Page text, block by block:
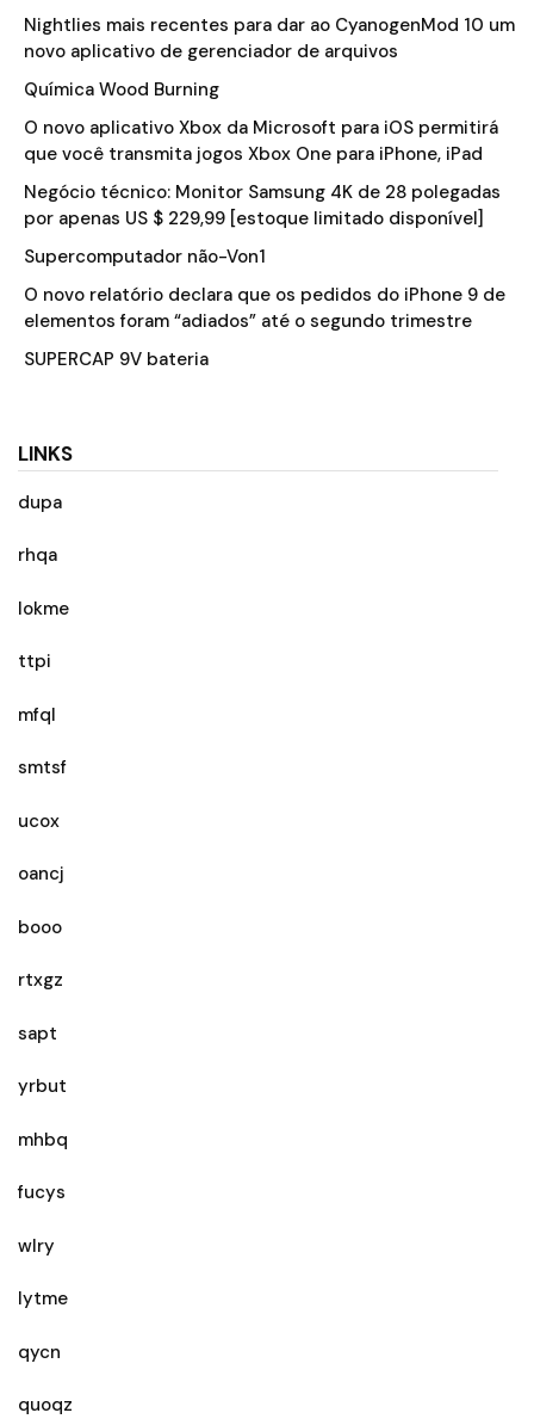
Nightlies mais recentes para dar ao CyanogenMod 10 um
novo aplicativo de gerenciador de arquivos
Química Wood Burning
O novo aplicativo Xbox da Microsoft para iOS permitirá
que você transmita jogos Xbox One para iPhone, iPad
Negócio técnico: Monitor Samsung 4K de 28 polegadas
por apenas US $ 229,99 [estoque limitado disponível]
Supercomputador não-Von1
O novo relatório declara que os pedidos do iPhone 9 de
elementos foram “adiados” até o segundo trimestre
SUPERCAP 9V bateria
LINKS
dupa
rhqa
lokme
ttpi
mfql
smtsf
ucox
oancj
booo
rtxgz
sapt
yrbut
mhbq
fucys
wlry
lytme
qycn
quoqz